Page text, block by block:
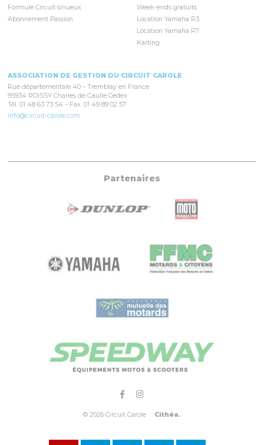
Formule Circuit sinueux
Abonnement Passion
Week-ends gratuits
Location Yamaha R3
Location Yamaha R7
Karting
ASSOCIATION DE GESTION DU CIRCUIT CAROLE
Rue départementale 40 – Tremblay en France
95934 ROISSY Charles de Gaulle Cedex
Tél. 01 48 63 73 54 – Fax. 01 49 89 02 57
info@circuit-carole.com
Partenaires
© 2026 Circuit Carole . Cithéa.